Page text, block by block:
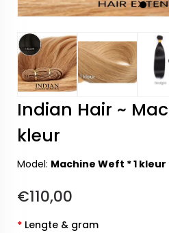
Indian Hair ~
kleur
Model: Machine Weft * 1 kleur
€110,00
* Lengte & gram